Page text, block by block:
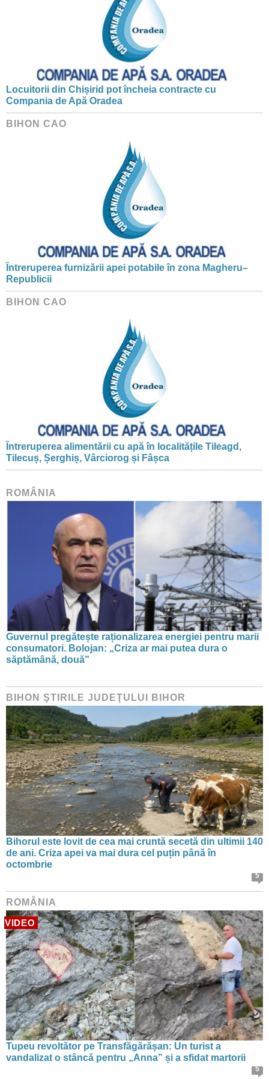
Locuitorii din Chișirid pot încheia contracte cu
Compania de Apă Oradea
BIHON CAO
Întreruperea furnizării apei potabile în zona Magheru–
Republicii
BIHON CAO
Întreruperea alimentării cu apă în localitățile Tileagd,
Tilecuș, Șerghiș, Vârciorog și Fâșca
ROMÂNIA
Guvernul pregătește raționalizarea energiei pentru marii
consumatori. Bolojan: „Criza ar mai putea dura o
săptămână, două”
BIHON ŞTIRILE JUDEŢULUI BIHOR
Bihorul este lovit de cea mai cruntă secetă din ultimii 140
de ani. Criza apei va mai dura cel puțin până în
octombrie
5
ROMÂNIA
VIDEO
Tupeu revoltător pe Transfăgărășan: Un turist a
vandalizat o stâncă pentru „Anna” și a sfidat martorii
5